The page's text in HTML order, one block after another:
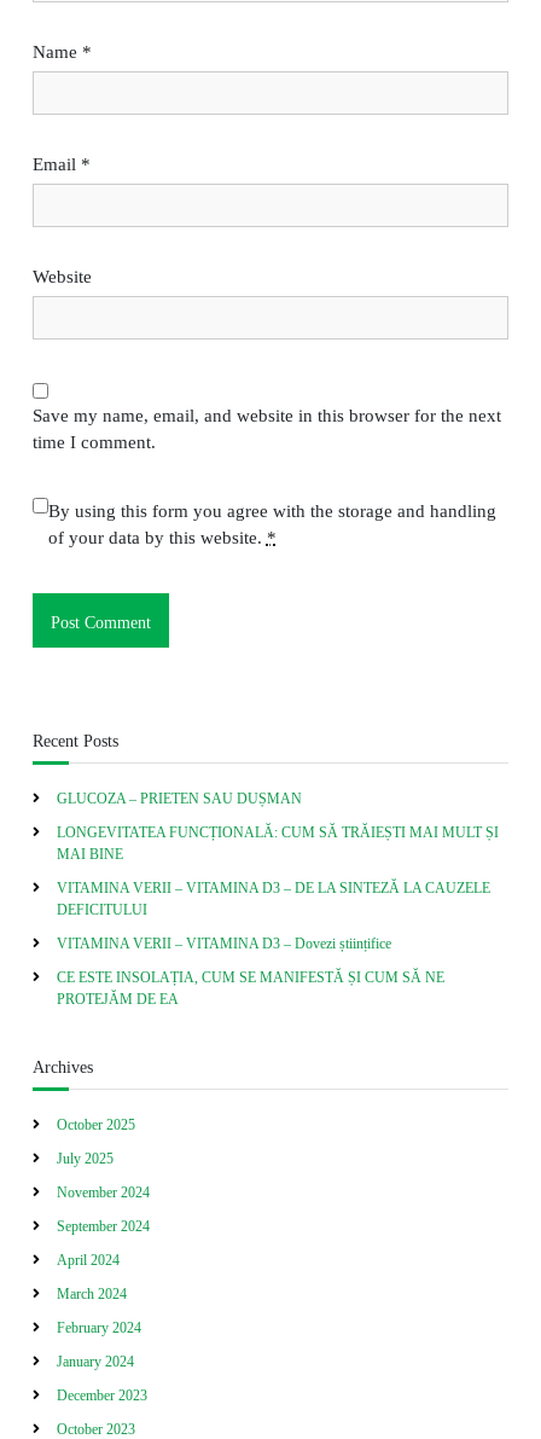
Name *
Email *
Website
Save my name, email, and website in this browser for the next
time I comment.
By using this form you agree with the storage and handling
of your data by this website. *
Recent Posts
GLUCOZA – PRIETEN SAU DUȘMAN
LONGEVITATEA FUNCȚIONALĂ: CUM SĂ TRĂIEȘTI MAI MULT ȘI
MAI BINE
VITAMINA VERII – VITAMINA D3 – DE LA SINTEZĂ LA CAUZELE
DEFICITULUI
VITAMINA VERII – VITAMINA D3 – Dovezi științifice
CE ESTE INSOLAȚIA, CUM SE MANIFESTĂ ȘI CUM SĂ NE
PROTEJĂM DE EA
Archives
October 2025
July 2025
November 2024
September 2024
April 2024
March 2024
February 2024
January 2024
December 2023
October 2023